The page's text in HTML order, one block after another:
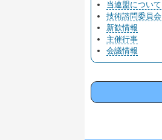
当連盟について
技術諮問委員会
新歓情報
主催行事
会議情報